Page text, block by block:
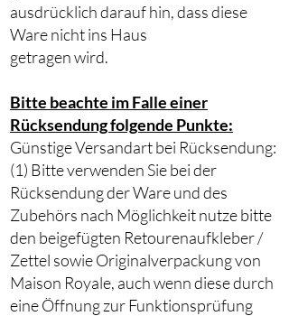
ausdrücklich darauf hin, dass diese
Ware nicht ins Haus
getragen wird.
Bitte beachte im Falle einer
Rücksendung folgende Punkte:
Günstige Versandart bei Rücksendung:
(1) Bitte verwenden Sie bei der
Rücksendung der Ware und des
Zubehörs nach Möglichkeit nutze bitte
den beigefügten Retourenaufkleber /
Zettel sowie Originalverpackung von
Maison Royale, auch wenn diese durch
eine Öffnung zur Funktionsprüfung